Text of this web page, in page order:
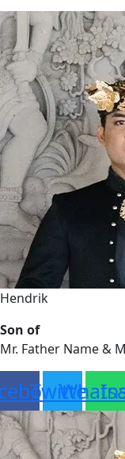
Hendrik
Son of
Mr. Father Name &
Twitter